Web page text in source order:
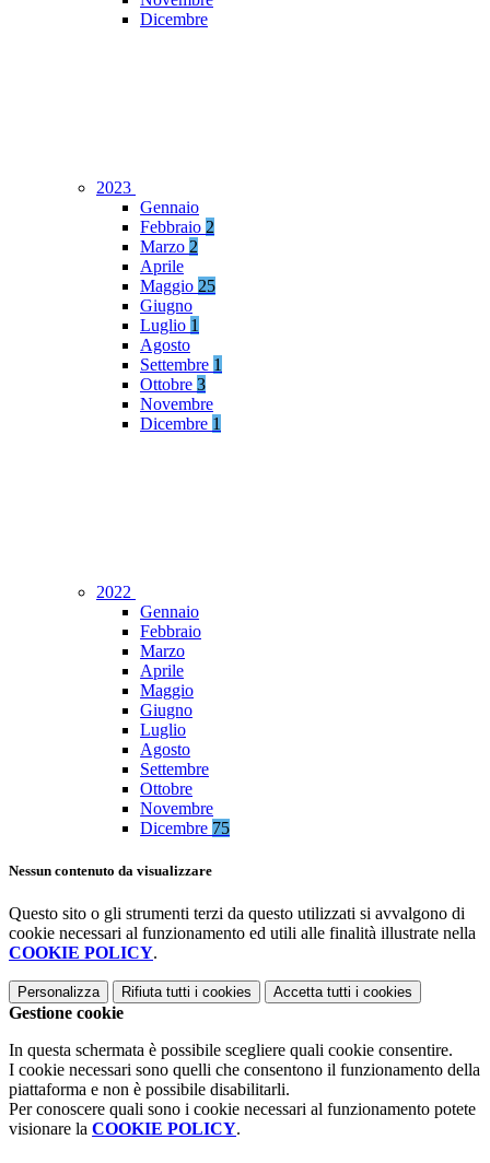
Dicembre
2023
Gennaio
Febbraio 2
Marzo 2
Aprile
Maggio 25
Giugno
Luglio 1
Agosto
Settembre 1
Ottobre 3
Novembre
Dicembre 1
2022
Gennaio
Febbraio
Marzo
Aprile
Maggio
Giugno
Luglio
Agosto
Settembre
Ottobre
Novembre
Dicembre 75
Nessun contenuto da visualizzare
Questo sito o gli strumenti terzi da questo utilizzati si avvalgono di
cookie necessari al funzionamento ed utili alle finalità illustrate nella
COOKIE POLICY.
Personalizza Rifiuta tutti i cookies Accetta tutti i cookies
Gestione cookie
In questa schermata è possibile scegliere quali cookie consentire.
I cookie necessari sono quelli che consentono il funzionamento della
piattaforma e non è possibile disabilitarli.
Per conoscere quali sono i cookie necessari al funzionamento potete
visionare la COOKIE POLICY.